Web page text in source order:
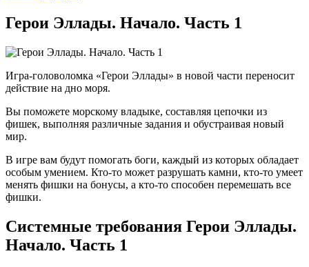
Герои Эллады. Начало. Часть 1
Игра-головоломка «Герои Эллады» в новой части переносит
действие на дно моря.
Вы поможете морскому владыке, составляя цепочки из
фишек, выполняя различные задания и обустраивая новый
мир.
В игре вам будут помогать боги, каждый из которых обладает
особым умением. Кто-то может разрушать камни, кто-то умеет
менять фишки на бонусы, а кто-то способен перемешать все
фишки.
Системные требования Герои Эллады.
Начало. Часть 1